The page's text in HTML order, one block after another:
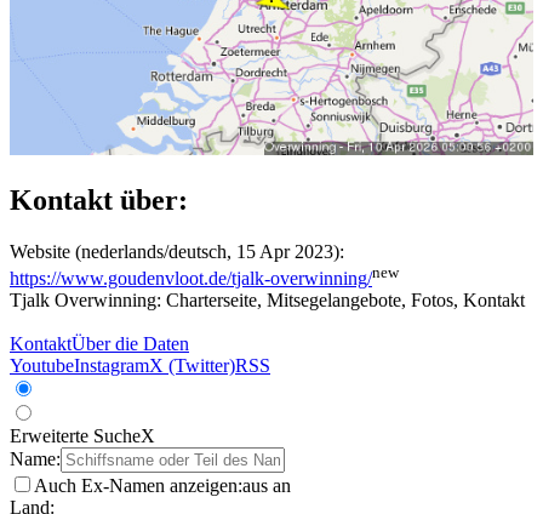
Kontakt über:
Website (nederlands/deutsch, 15 Apr 2023):
https://www.goudenvloot.de/tjalk-overwinning/new
Tjalk Overwinning: Charterseite, Mitsegelangebote, Fotos, Kontakt
KontaktÜber die Daten
YoutubeInstagramX (Twitter)RSS
Erweiterte SucheX
Name:
Auch Ex-Namen anzeigen:aus an
Land: